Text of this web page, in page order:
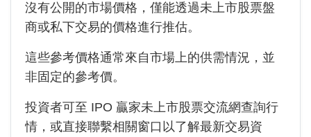
沒有公開的市場價格，僅能透過未上市股票盤
商或私下交易的價格進行推估。
這些參考價格通常來自市場上的供需情況，並
非固定的參考價。
投資者可至 IPO 贏家未上市股票交流網查詢行
情，或直接聯繫相關窗口以了解最新交易資